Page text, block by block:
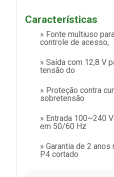
Características
» Fonte multiuso
controle de acesso,
» Saída com 12,8 V
tensão do
» Proteção contra
sobretensão
» Entrada 100~240
em 50/60 Hz
» Garantia de 2
P4 cortado